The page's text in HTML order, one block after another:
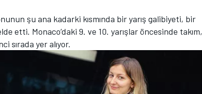
şu ana kadarki kısmında bir yarış galibiyeti, bir
etti. Monaco’daki 9. ve 10. yarışlar öncesinde takım,
sırada yer alıyor.